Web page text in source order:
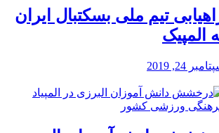
تیم ملی بسکتبال ایران
المپیک
24, 2019